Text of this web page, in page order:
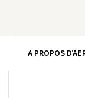
A PROPOS